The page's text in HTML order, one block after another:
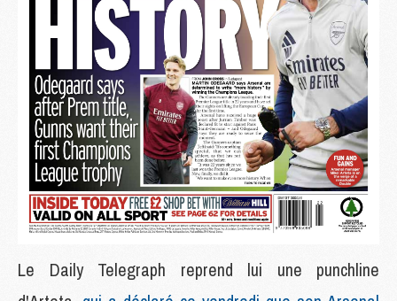
Le Daily Telegraph reprend lui une punchline